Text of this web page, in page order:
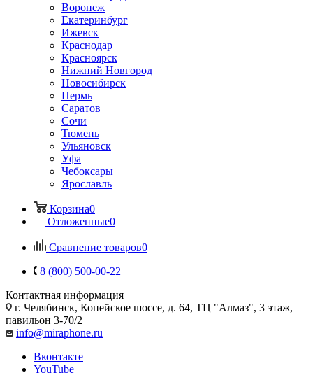
Воронеж
Екатеринбург
Ижевск
Краснодар
Красноярск
Нижний Новгород
Новосибирск
Пермь
Саратов
Сочи
Тюмень
Ульяновск
Уфа
Чебоксары
Ярославль
Корзина0
Отложенные0
Сравнение товаров0
8 (800) 500-00-22
Контактная информация
г. Челябинск, Копейское шоссе, д. 64, ТЦ "Алмаз", 3 этаж,
павильон 3-70/2
info@miraphone.ru
Вконтакте
YouTube